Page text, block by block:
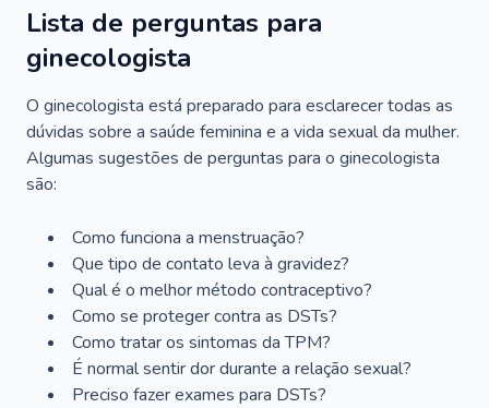
Lista de perguntas para
ginecologista
O ginecologista está preparado para esclarecer todas as
dúvidas sobre a saúde feminina e a vida sexual da mulher.
Algumas sugestões de perguntas para o ginecologista
são:
Como funciona a menstruação?
Que tipo de contato leva à gravidez?
Qual é o melhor método contraceptivo?
Como se proteger contra as DSTs?
Como tratar os sintomas da TPM?
É normal sentir dor durante a relação sexual?
Preciso fazer exames para DSTs?